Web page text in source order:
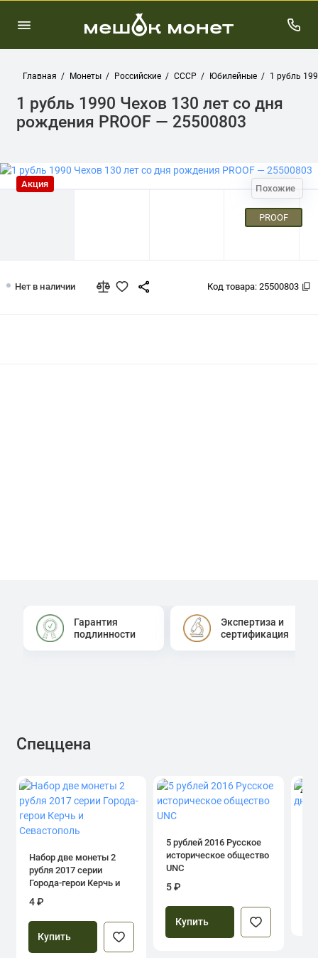
Главная Монеты Российские СССР Юбилейные 1 рубль
1 рубль 1990 Чехов 130 лет со дня
рождения PROOF — 25500803
Похожие
PROOF
Акция
Нет в наличии Код товара: 25500803
Гарантия
подлинности
Экспертиза и
сертификация
Спеццена
Набор две монеты 2
рубля 2017 серии
Города-герои Керчь и
Севастополь
4 ₽
Купить
5 рублей 2016 Русское
историческое общество
UNC
5 ₽
Купить
4.0